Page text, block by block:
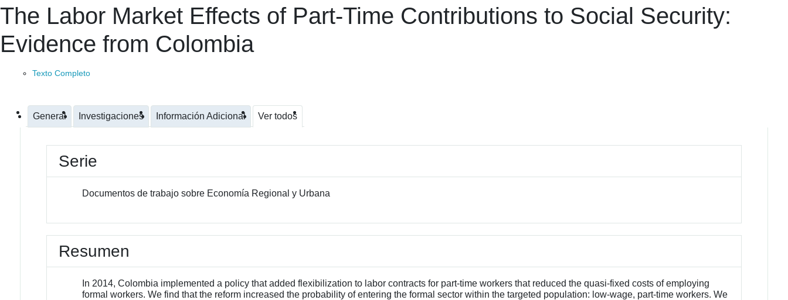
The Labor Market Effects of Part-Time Contributions to Social Security:
Evidence from Colombia
Texto Completo
General Investigaciones Información Adicional Ver todos
Serie
Documentos de trabajo sobre Economía Regional y Urbana
Resumen
In 2014, Colombia implemented a policy that added flexibilization to labor contracts for part-time workers that reduced the quasi-fixed costs of employing
formal workers. We find that the reform increased the probability of entering the formal sector within the targeted population: low-wage, part-time workers. We